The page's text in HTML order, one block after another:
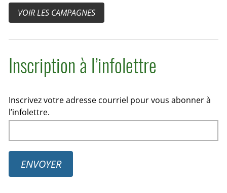
VOIR LES CAMPAGNES
Inscription à l’infolettre
Inscrivez votre adresse courriel pour vous abonner à
l’infolettre.
ENVOYER